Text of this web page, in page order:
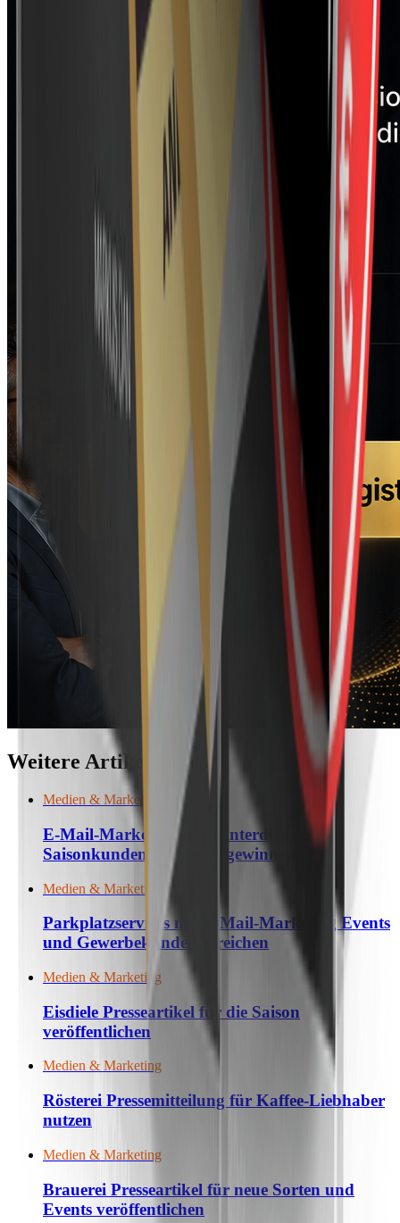
Weitere Artikel
Medien & Marketing
E-Mail-Marketing für Winterdienste:
Saisonkunden frühzeitig gewinnen
Medien & Marketing
Parkplatzservices mit E-Mail-Marketing Events
und Gewerbekunden erreichen
Medien & Marketing
Eisdiele Presseartikel für die Saison
veröffentlichen
Medien & Marketing
Rösterei Pressemitteilung für Kaffee-Liebhaber
nutzen
Medien & Marketing
Brauerei Presseartikel für neue Sorten und
Events veröffentlichen